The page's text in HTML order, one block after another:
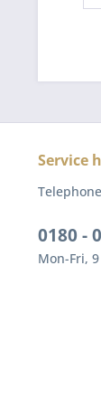
Service
0180 -
Mon-Fri,